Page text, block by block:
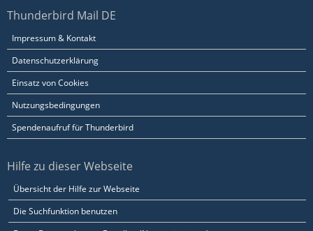
Thunderbird Mail DE
Impressum & Kontakt
Datenschutzerklärung
Einsatz von Cookies
Nutzungsbedingungen
Spendenaufruf für Thunderbird
Hilfe zu dieser Webseite
Übersicht der Hilfe zur Webseite
Die Suchfunktion benutzen